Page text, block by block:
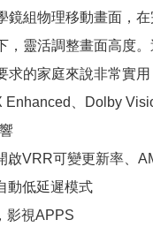
鏡組物理移動畫面，
，靈活調整畫面高度
求的家庭來說非常實用
Enhanced、Dolby
啟VRR可變更新率、
動低延遲模式
影視APPS